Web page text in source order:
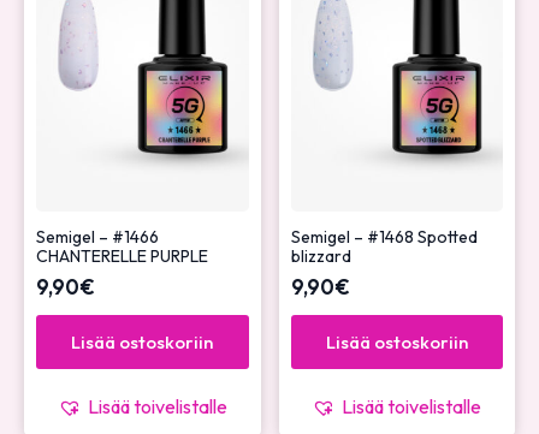
Semigel – #1466
CHANTERELLE PURPLE
9,90€
Lisää ostoskoriin
Lisää toivelistalle
Semigel – #1468 Spotted
blizzard
9,90€
Lisää ostoskoriin
Lisää toivelistalle